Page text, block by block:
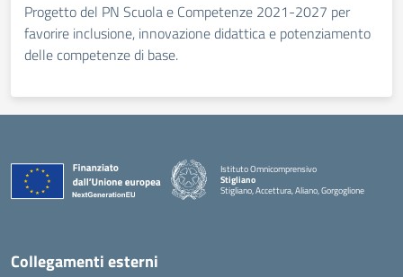
Progetto del PN Scuola e Competenze 2021-2027 per
favorire inclusione, innovazione didattica e potenziamento
delle competenze di base.
Istituto Omnicomprensivo
Stigliano
Stigliano, Accettura, Aliano, Gorgoglione
Collegamenti esterni